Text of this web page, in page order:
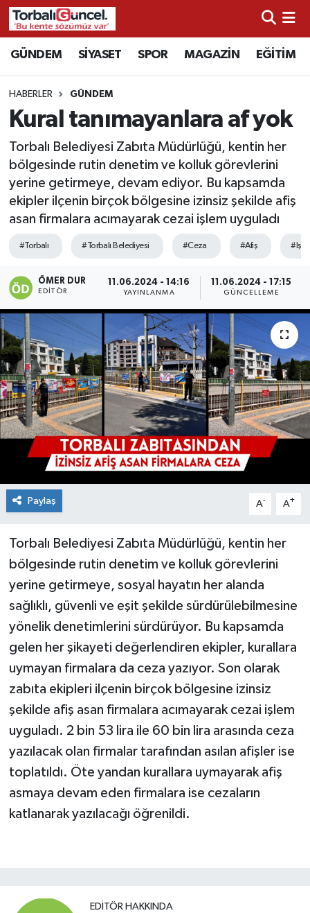
GÜNDEM SİYASET SPOR MAGAZİN EĞİTİM
HABERLER GÜNDEM
Kural tanımayanlara af yok
Torbalı Belediyesi Zabıta Müdürlüğü, kentin her
bölgesinde rutin denetim ve kolluk görevlerini
yerine getirmeye, devam ediyor. Bu kapsamda
ekipler ilçenin birçok bölgesine izinsiz şekilde afiş
asan firmalara acımayarak cezai işlem uyguladı
#Torbalı #Torbalı Belediyesi #Ceza #Afiş
ÖMER DUR
EDITÖR
11.06.2024 - 14:16
YAYINLANMA
11.06.2024 - 17:15
GÜNCELLEME
Paylaş A- A+
Torbalı Belediyesi Zabıta Müdürlüğü, kentin her
bölgesinde rutin denetim ve kolluk görevlerini
yerine getirmeye, sosyal hayatın her alanda
sağlıklı, güvenli ve eşit şekilde sürdürülebilmesine
yönelik denetimlerini sürdürüyor. Bu kapsamda
gelen her şikayeti değerlendiren ekipler, kurallara
uymayan firmalara da ceza yazıyor. Son olarak
zabıta ekipleri ilçenin birçok bölgesine izinsiz
şekilde afiş asan firmalara acımayarak cezai işlem
uyguladı. 2 bin 53 lira ile 60 bin lira arasında ceza
yazılacak olan firmalar tarafından asılan afişler ise
toplatıldı. Öte yandan kurallara uymayarak afiş
asmaya devam eden firmalara ise cezaların
katlanarak yazılacağı öğrenildi.
EDITÖR HAKKINDA
İzmir Nöbetçi Eczaneler
İzmir Hava Durumu
İzmir Namaz Vakitleri
İzmir Trafik Yoğunluk Haritası
Süper Lig Puan Durumu ve Fikstür